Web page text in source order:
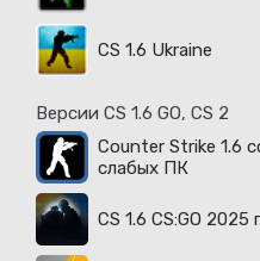
CS 1.6 Ukraine
Версии CS 1.6 GO, CS 2
Counter Strike 1.6
слабых ПК
CS 1.6 CS:GO 2025